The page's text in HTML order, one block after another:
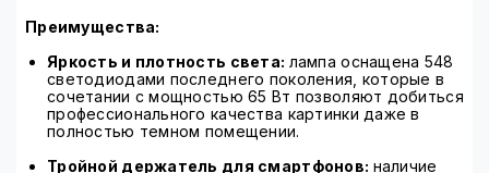
Преимущества:
Яркость и плотность света: лампа оснащена 548
светодиодами последнего поколения, которые в
сочетании с мощностью 65 Вт позволяют добиться
профессионального качества картинки даже в
полностью темном помещении.
Тройной держатель для смартфонов: наличие